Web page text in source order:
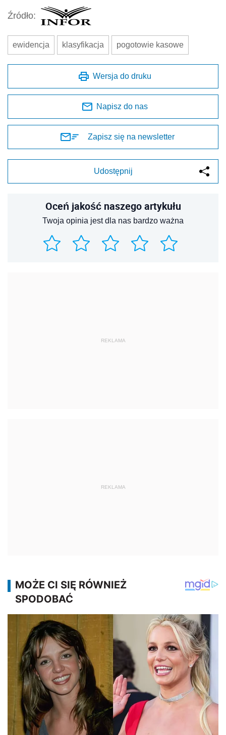
Źródło:
ewidencja klasyfikacja pogotowie kasowe
Wersja do druku
Napisz do nas
Zapisz się na newsletter
Udostępnij
Oceń jakość naszego artykułu
Twoja opinia jest dla nas bardzo ważna
REKLAMA
REKLAMA